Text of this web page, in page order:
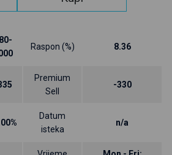
Raspon (%) 8.36
Premium
Sell
-330
Datum
isteka
n/a